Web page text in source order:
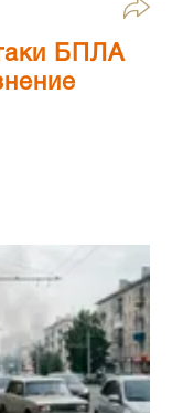
БПЛА